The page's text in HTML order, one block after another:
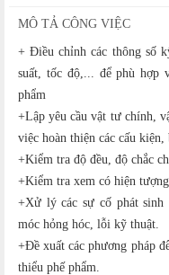
MÔ TẢ CÔNG VIỆC
+ Điều chỉnh các thông số
suất, tốc độ,... để phù hợp
phẩm
+Lập yêu cầu vật tư chính,
việc hoàn thiện các cấu kiện,
+Kiểm tra độ đều, độ chắc
+Kiểm tra xem có hiện
+Xử lý các sự cố phát
móc hỏng hóc, lỗi kỹ thuật.
+Đề xuất các phương pháp
thiểu phế phẩm.